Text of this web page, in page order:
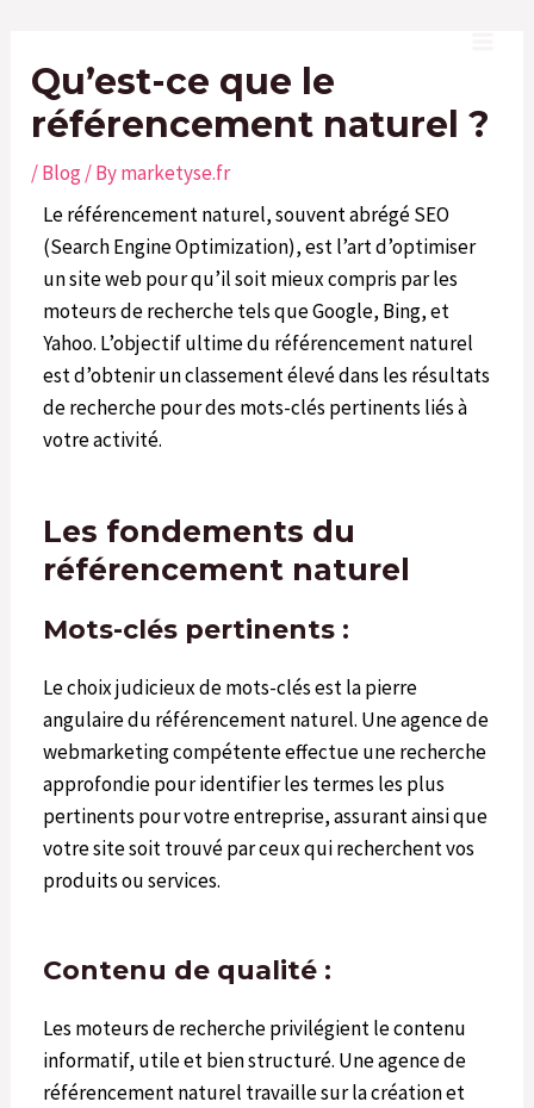
contentQu’est-ce que le
référencement naturel ?
/Blog/ Bymarketyse.fr
Le référencement naturel, souvent abrégé SEO
(Search Engine Optimization), est l’art d’optimiser
un site web pour qu’il soit mieux compris par les
moteurs de recherche tels que Google, Bing, et
Yahoo. L’objectif ultime du référencement naturel
est d’obtenir un classement élevé dans les résultats
de recherche pour des mots-clés pertinents liés à
votre activité.
Les fondements du
référencement naturel
Mots-clés pertinents :
Le choix judicieux de mots-clés est la pierre
angulaire du référencement naturel. Une agence de
webmarketing compétente effectue une recherche
approfondie pour identifier les termes les plus
pertinents pour votre entreprise, assurant ainsi que
votre site soit trouvé par ceux qui recherchent vos
produits ou services.
Contenu de qualité :
Les moteurs de recherche privilégient le contenu
informatif, utile et bien structuré. Une agence de
référencement naturel travaille sur la création et